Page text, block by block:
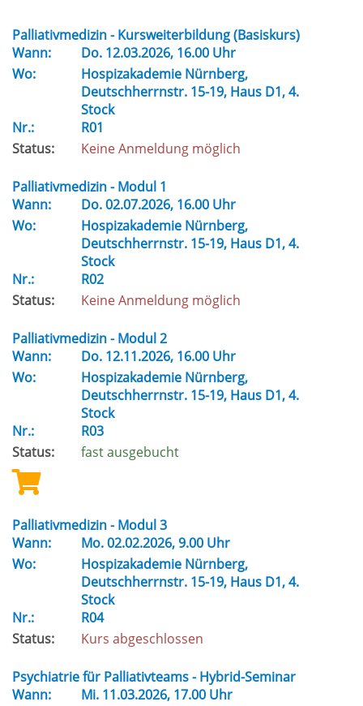
Palliativmedizin - Kursweiterbildung (Basiskurs)
Wann:
Do. 12.03.2026, 16.00 Uhr
Wo:
Hospizakademie Nürnberg,
Deutschherrnstr. 15-19, Haus D1, 4.
Stock
Nr.:
R01
Status:
Keine Anmeldung möglich
Palliativmedizin - Modul 1
Wann:
Do.02.07.2026, 16.00 Uhr
Wo:
Hospizakademie Nürnberg,
Deutschherrnstr. 15-19, Haus D1, 4.
Stock
Nr.:
R02
Status:
Keine Anmeldung möglich
Palliativmedizin - Modul 2
Wann:
Do. 12.11.2026, 16.00 Uhr
Wo:
Hospizakademie Nürnberg,
Deutschherrnstr. 15-19, Haus D1, 4.
Stock
Nr.:
R03
Status:
fast ausgebucht
Palliativmedizin - Modul 3
Wann:
Mo.02.02.2026, 9.00 Uhr
Wo:
Hospizakademie Nürnberg,
Deutschherrnstr. 15-19, Haus D1, 4.
Stock
Nr.:
R04
Status:
Kurs abgeschlossen
Psychiatrie für Palliativteams - Hybrid-Seminar
Wann:
Mi. 11.03.2026, 17.00 Uhr